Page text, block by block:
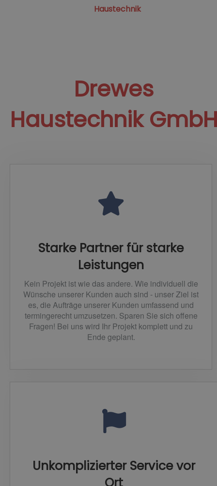
Haustechnik
Drewes
Haustechnik
Starke Partner für starke
Leistungen
Kein Projekt ist wie das andere. Wie individuell die
Wünsche unserer Kunden auch sind - unser Ziel ist
es, die Aufträge unserer Kunden umfassend und
termingerecht umzusetzen. Sparen Sie sich offene
Fragen! Bei uns wird Ihr Projekt komplett und zu
Ende geplant.
Unkomplizierter Service vor